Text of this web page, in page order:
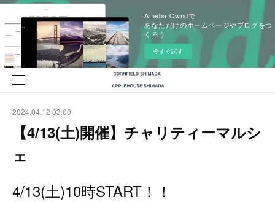
Ameba Owndで
あなただけのホームページやブログをつ
くろう
今すぐ試す
2024.04.12 03:00
【4/13(土)開催】チャリティーマルシ
ェ
4/13(土)10時START！！